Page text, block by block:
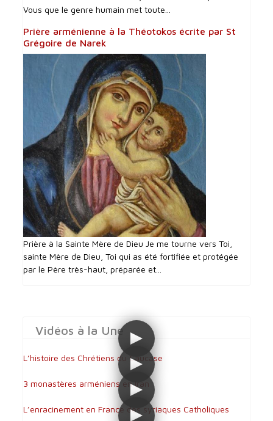
Vous que le genre humain met toute...
Prière arménienne à la Théotokos écrite par St
Grégoire de Narek
Prière à la Sainte Mère de Dieu Je me tourne vers Toi,
sainte Mère de Dieu, Toi qui as été fortifiée et protégée
par le Père très-haut, préparée et...
Vidéos à la Une
L’histoire des Chrétiens du Caucase
3 monastères arméniens en Iran
L’enracinement en France des syriaques Catholiques